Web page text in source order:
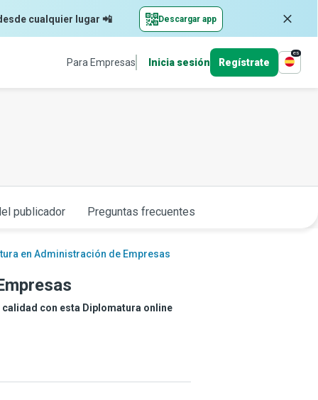
cualquier lugar 📲 Descargar app
Para Empresas Inicia sesión Regístrate
es
publicador Preguntas frecuentes
en Administración de Empresas
con esta Diplomatura online